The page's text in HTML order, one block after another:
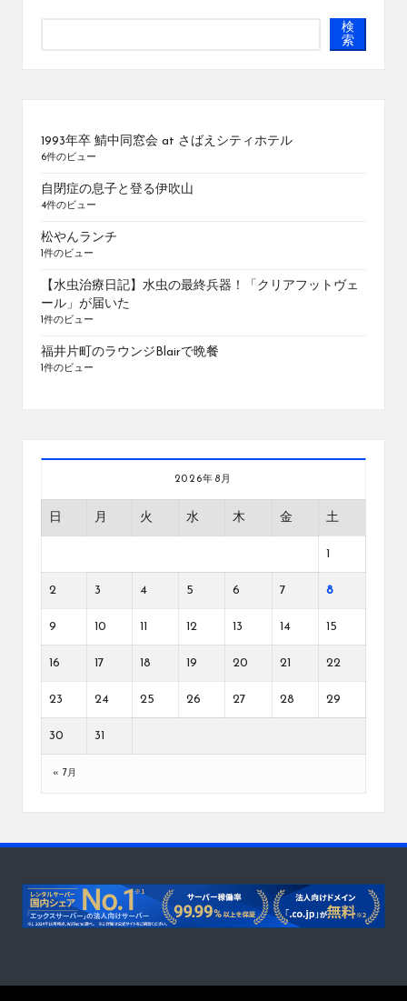
検
索
1993年卒 鯖中同窓会 at さばえシティホテル
6件のビュー
自閉症の息子と登る伊吹山
4件のビュー
松やんランチ
1件のビュー
【水虫治療日記】水虫の最終兵器！「クリアフットヴェ
ール」が届いた
1件のビュー
福井片町のラウンジBlairで晩餐
1件のビュー
2026年8月
日 月 火 水 木 金 土
2 3 4 5 6 7 8
9 10 12 13 14 15
16 17 18 19 20 21 22
23 24 25 26 27 28 29
30 31
« 7月